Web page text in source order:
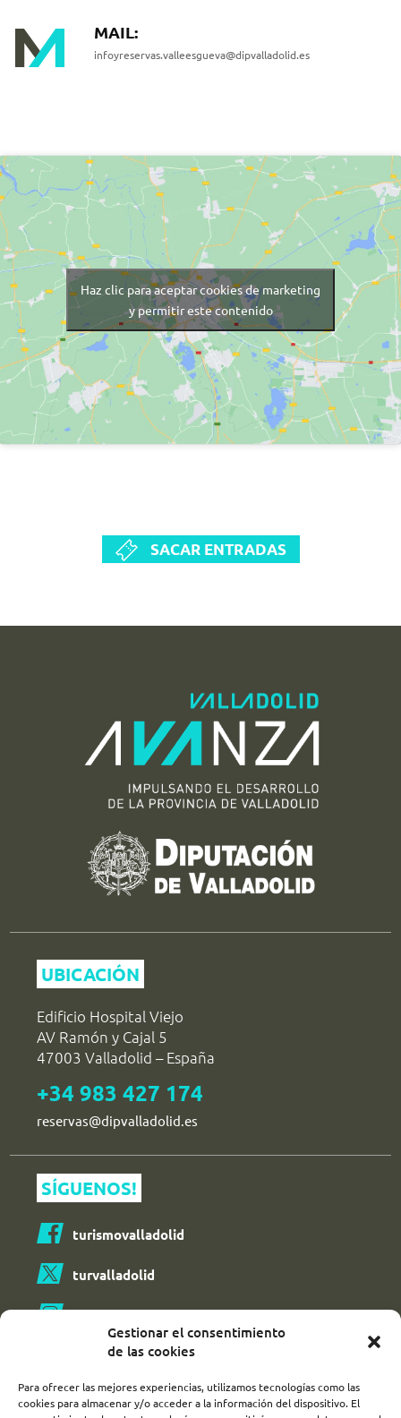
Gestionar el consentimiento
de las cookies
Para ofrecer las mejores experiencias, utilizamos tecnologías como las
cookies para almacenar y/o acceder a la información del dispositivo. El
Haz clic para aceptar cookies de marketing
y permitir este contenido
MAIL:
infoyreservas.valleesgueva@dipvalladolid.es
SACAR ENTRADAS
UBICACIÓN
Edificio Hospital Viejo
AV Ramón y Cajal 5
47003 Valladolid – España
+34 983 427 174
reservas@dipvalladolid.es
SÍGUENOS!
turismovalladolid
turvalladolid
turismo_valladolid_
2026 Valladolid AVANZA |Aviso Legal y política de devoluciones
Política de Privacidad|Cookies |Diseño y desarrollo web: